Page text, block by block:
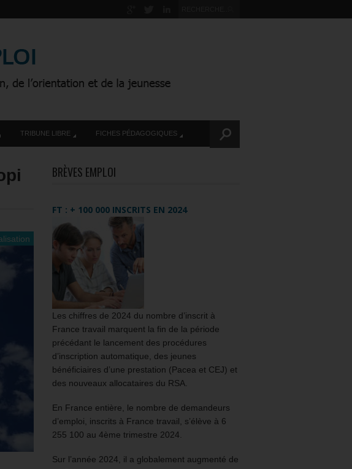
TRIBUNE LIBRE FICHES PÉDAGOGIQUES
BRÈVES EMPLOI
FT : + 100 000 INSCRITS EN 2024
Les chiffres de 2024 du nombre d’inscrit à
France travail marquent la fin de la période
précédant le lancement des procédures
d’inscription automatique, des jeunes
bénéficiaires d’une prestation (Pacea et CEJ) et
des nouveaux allocataires du RSA.
En France entière, le nombre de demandeurs
d’emploi, inscrits à France travail, s’élève à 6
255 100 au 4ème trimestre 2024.
Sur l’année 2024, il a globalement augmenté de